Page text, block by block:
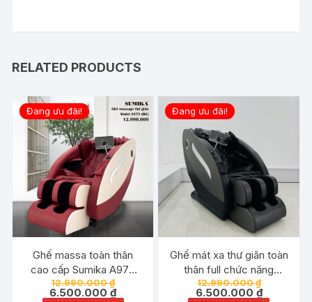
RELATED PRODUCTS
Đang ưu đãi!
Ghế massa toàn thân
cao cấp Sumika A979
chính hãng
12.990.000₫
6.500.000₫
Đang ưu đãi!
Ghế mát xa thư giãn toàn
thân full chức năng
Sumika A979 – Grey
12.990.000₫
6.500.000 ₫